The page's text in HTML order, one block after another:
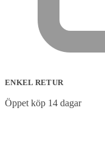
ENKEL RETUR
Öppet köp 14 dagar